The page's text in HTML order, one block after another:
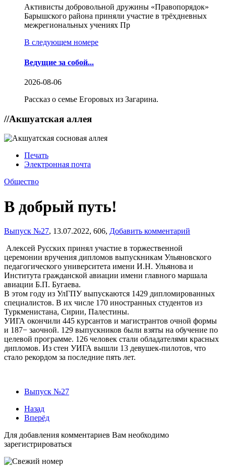
Активисты добровольной дружины «Правопорядок»
Барышского района приняли участие в трёхдневных
межрегиональных учениях Пр
В следующем номере
Ведущие за собой...
2026-08-06
Рассказ о семье Егоровых из Загарина.
//Акшуатская аллея
Печать
Электронная почта
Общество
В добрый путь!
Выпуск №27, 13.07.2022, 606, Добавить комментарий
Алексей Русских принял участие в торжественной
церемонии вручения дипломов выпускникам Ульяновского
педагогического университета имени И.Н. Ульянова и
Института гражданской авиации имени главного маршала
авиации Б.П. Бугаева.
В этом году из УлГПУ выпускаются 1429 дипломированных
специалистов. В их числе 170 иностранных студентов из
Туркменистана, Сирии, Палестины.
УИГА окончили 445 курсантов и магистрантов очной формы
и 187− заочной. 129 выпускников были взяты на обучение по
целевой программе. 126 человек стали обладателями красных
дипломов. Из стен УИГА вышли 13 девушек-пилотов, что
стало рекордом за последние пять лет.
Выпуск №27
Назад
Вперёд
Для добавления комментариев Вам необходимо
зарегистрироваться